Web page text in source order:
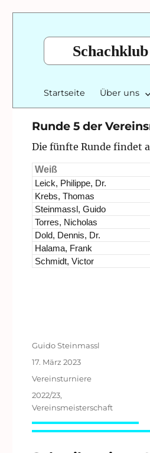
Startseite Über uns
Runde 5 der
Die fünfte Runde findet
Weiß
Leick, Philippe, Dr.
Krebs, Thomas
Steinmassl, Guido
Torres, Nicholas
Dold, Dennis, Dr.
Halama, Frank
Schmidt, Victor
Autor
Guido Steinmassl
Veröffentlicht
am
17. März 2023
Kategorien
Vereinsturniere
Schlagwörter
2022/23,
Vereinsmeisterschaft